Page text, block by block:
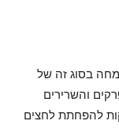
בסוג זה של
והשרירים
להפחתת לחצים